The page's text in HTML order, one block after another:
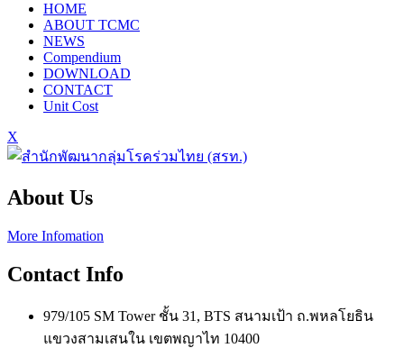
HOME
ABOUT TCMC
NEWS
Compendium
DOWNLOAD
CONTACT
Unit Cost
X
About Us
More Infomation
Contact Info
979/105 SM Tower ชั้น 31, BTS สนามเป้า ถ.พหลโยธิน
แขวงสามเสนใน เขตพญาไท 10400